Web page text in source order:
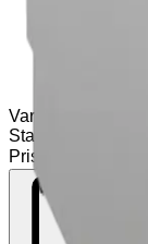
Varianter
Standard
Pris på forespørsel